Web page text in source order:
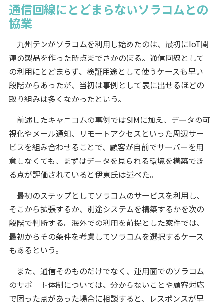
通信回線にとどまらないソラコムとの
協業
九州テンがソラコムを利用し始めたのは、最初にIoT関
連の製品を作った時点までさかのぼる。通信回線として
の利用にとどまらず、検証用途として使うケースも早い
段階からあったが、当初は事例として表に出せるほどの
取り組みは多くなかったという。
前述したキャニコムの事例ではSIMに加え、データの可
視化やメール通知、リモートアクセスといった周辺サー
ビスを組み合わせることで、顧客が自前でサーバーを用
意しなくても、まずはデータを見られる環境を構築でき
る点が評価されていると伊東氏は述べた。
最初のステップとしてソラコムのサービスを利用し、
そこから拡張するか、別途システムを構築するかを次の
段階で判断する。海外での利用を前提とした案件では、
最初からその条件を考慮してソラコムを選択するケース
もあるという。
また、通信そのものだけでなく、運用面でのソラコム
のサポート体制については、分からないことや顧客対応
で困った点があった場合に相談すると、レスポンスが早